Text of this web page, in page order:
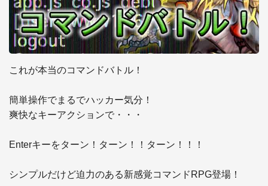
これが本当のコマンドバトル！
簡単操作でまるでハッカー気分！
爽快なキーアクションで・・・
Enterキーをターン！ターン！！ターン！！！
シンプルだけど迫力のある新感覚コマンドRPG登場！